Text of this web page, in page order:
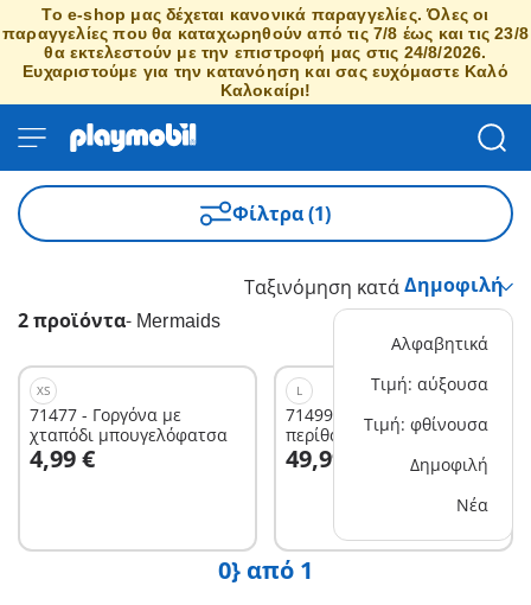
Το e-shop μας δέχεται κανονικά παραγγελίες. Όλες οι
παραγγελίες που θα καταχωρηθούν από τις 7/8 έως και τις 23/8
θα εκτελεστούν με την επιστροφή μας στις 24/8/2026.
Ευχαριστούμε για την κατανόηση και σας ευχόμαστε Καλό
Καλοκαίρι!
Φίλτρα (1)
2 προϊόντα- Mermaids
Ταξινόμηση κατά
Αλφαβητικά
Τιμή: αύξουσα
Τιμή: φθίνουσα
Δημοφιλή
Νέα
XS
71477 - Γοργόνα με
χταπόδι μπουγελόφατσα
4,99 €
Στο καλάθι
L
71499 - Κέντρο
περίθαλψης
υποθαλάσσιων ζώων
49,99 €
Στο καλάθι
0} από 1